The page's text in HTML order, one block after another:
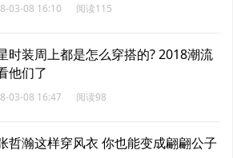
03-08 16:10 阅读115
时装周上都是怎么穿搭的? 2018潮流
他们了
03-08 16:47 阅读98
哲瀚这样穿风衣 你也能变成翩翩公子